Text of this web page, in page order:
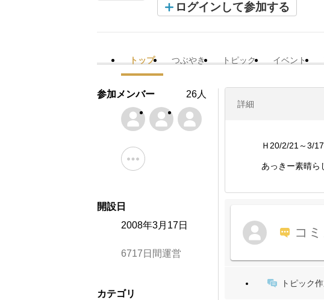
ログインして参加する
トップ つぶやき トピック イベント
詳細
Ｈ20/2/21～3/
あっきー素晴ら
コ
トピック
参加メンバー 26人
開設日
2008年3月17日
6717日間運営
カテゴリ